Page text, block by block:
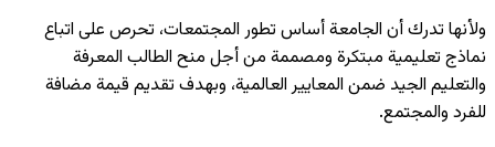
ولأنها تدرك أن الجامعة أساس تطور المجتمعات، تحرص على اتباع
نماذج تعليمية مبتكرة ومصممة من أجل منح الطالب المعرفة
والتعليم الجيد ضمن المعايير العالمية، وبهدف تقديم قيمة مضافة
للفرد والمجتمع.